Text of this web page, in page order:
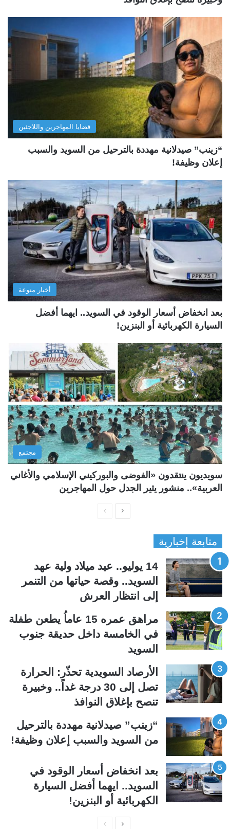
قضايا المهاجرين واللاجئين
“زينب” صيدلانية مهددة بالترحيل من السويد والسبب
إعلان وظيفة!
أخبار منوعة
بعد انخفاض أسعار الوقود في السويد.. ايهما أفضل
السيارة الكهربائية أو البنزين!
مجتمع
سويديون ينتقدون «الفوضى والبوركيني الإسلامي والأغاني
العربية».. منشور يثير الجدل حول المهاجرين
ح
ة
ا
ح
ا
ا
ي
متابعة إخبارية
14 يوليو.. عيد ميلاد ولية عهد
السويد.. وقصة حياتها من التنمر
إلى انتظار العرش
مراهق عمره 15 عاماُ يطعن طفلة
في الخامسة داخل حديقة جنوب
السويد
الأرصاد السويدية تحذّر: الحرارة
تصل إلى 30 درجة غداً.. وخبيرة
تنصح بإغلاق النوافذ
“زينب” صيدلانية مهددة بالترحيل
من السويد والسبب إعلان وظيفة!
بعد انخفاض أسعار الوقود في
السويد.. ايهما أفضل السيارة
الكهربائية أو البنزين!